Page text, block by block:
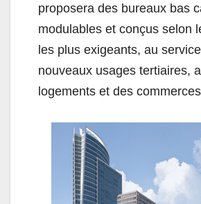
proposera des bureaux bas
modulables et conçus selon
les plus exigeants, au
nouveaux usages tertiaires,
logements et des